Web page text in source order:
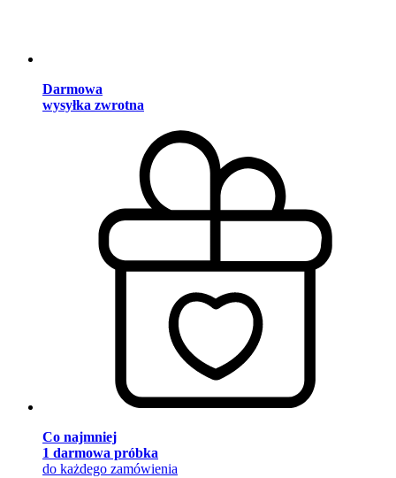
Darmowa
wysyłka zwrotna
Co najmniej
1 darmowa próbka
do każdego zamówienia